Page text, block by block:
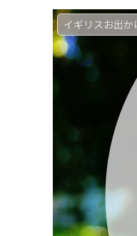
イギリスお出か